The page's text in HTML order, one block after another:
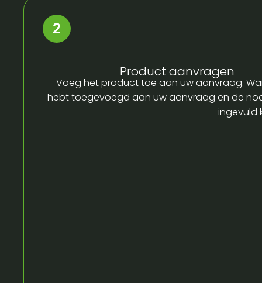
Product aanvragen
Voeg het product toe aan uw aanvraag.
hebt toegevoegd aan uw aanvraag en de
ingevuld